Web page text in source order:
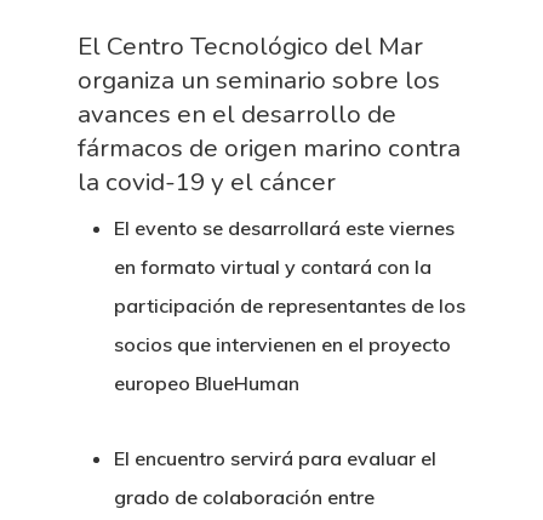
El Centro Tecnológico del Mar
organiza un seminario sobre los
avances en el desarrollo de
fármacos de origen marino contra
la covid-19 y el cáncer
El evento se desarrollará este viernes
en formato virtual y contará con la
participación de representantes de los
socios que intervienen en el proyecto
europeo BlueHuman
El encuentro servirá para evaluar el
grado de colaboración entre